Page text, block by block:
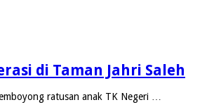
di Taman Jahri Saleh
ratusan anak TK Negeri …